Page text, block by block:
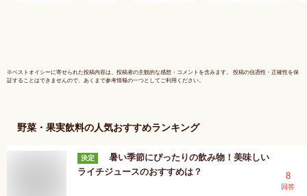
※ベストオイシーに寄せられた投稿内容は、投稿者の主観的な感想・コメントを含みます。 投稿の信憑性・正確性を保
証することはできませんので、あくまで参考情報の一つとしてご利用ください。
野菜・果実飲料の人気おすすめランキング
決定
暑い季節にぴったりの飲み物！美味しい
ライチジュースのおすすめは？
8
回答